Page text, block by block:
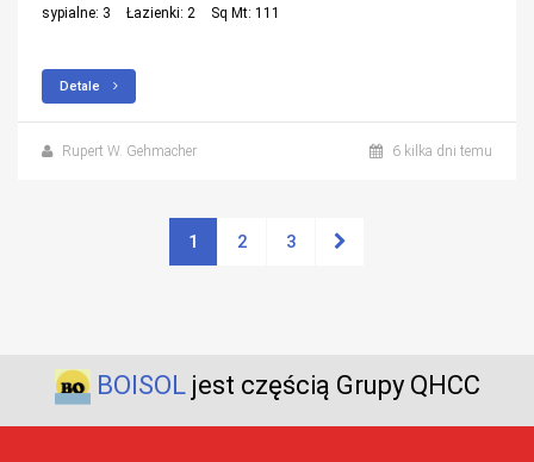
sypialne: 3
Łazienki: 2 Sq Mt: 111
Detale
Rupert W. Gehmacher 6 kilka dni temu
1 2 3
BOISOLjest częścią Grupy QHCC